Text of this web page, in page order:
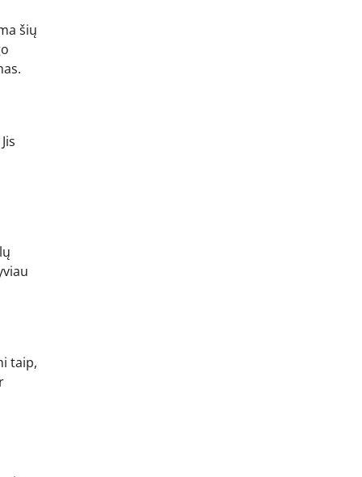
šių
taip,